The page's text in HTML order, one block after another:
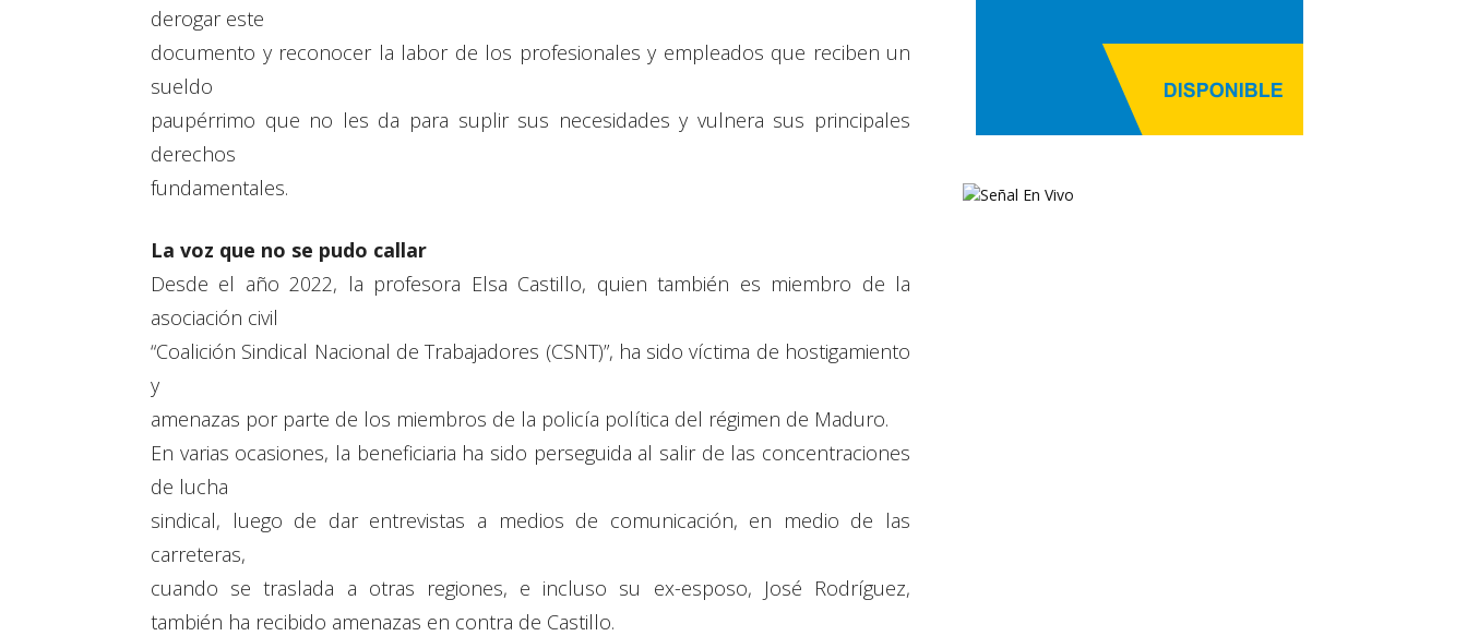
derogar este
documento y reconocer la labor de los profesionales y empleados que reciben un
sueldo
paupérrimo que no les da para suplir sus necesidades y vulnera sus principales
derechos
fundamentales.
La voz que no se pudo callar
Desde el año 2022, la profesora Elsa Castillo, quien también es miembro de la
asociación civil
“Coalición Sindical Nacional de Trabajadores (CSNT)”, ha sido víctima de hostigamiento
y
amenazas por parte de los miembros de la policía política del régimen de Maduro.
En varias ocasiones, la beneficiaria ha sido perseguida al salir de las concentraciones
de lucha
sindical, luego de dar entrevistas a medios de comunicación, en medio de las
carreteras,
cuando se traslada a otras regiones, e incluso su ex-esposo, José Rodríguez,
también ha recibido amenazas en contra de Castillo.